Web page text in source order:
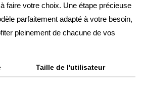
faire votre choix. Une étape précieuse
parfaitement adapté à votre besoin,
pleinement de chacune de vos
Taille de l'utilisateur